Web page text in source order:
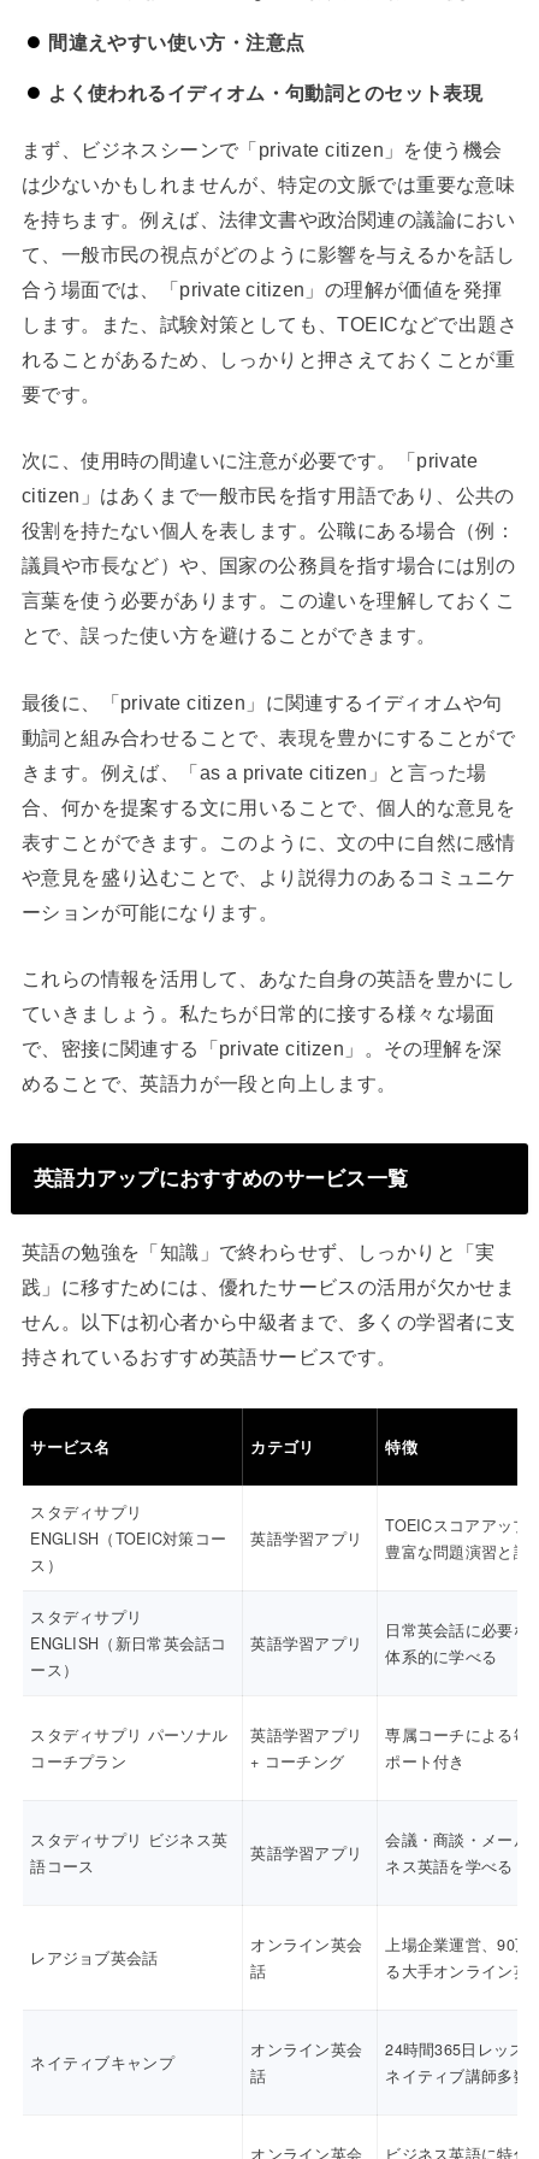
間違えやすい使い方・注意点
よく使われるイディオム・句動詞とのセット表現
まず、ビジネスシーンで「private citizen」を使う機会
は少ないかもしれませんが、特定の文脈では重要な意味
を持ちます。例えば、法律文書や政治関連の議論におい
て、一般市民の視点がどのように影響を与えるかを話し
合う場面では、「private citizen」の理解が価値を発揮
します。また、試験対策としても、TOEICなどで出題さ
れることがあるため、しっかりと押さえておくことが重
要です。
次に、使用時の間違いに注意が必要です。「private
citizen」はあくまで一般市民を指す用語であり、公共の
役割を持たない個人を表します。公職にある場合（例：
議員や市長など）や、国家の公務員を指す場合には別の
言葉を使う必要があります。この違いを理解しておくこ
とで、誤った使い方を避けることができます。
最後に、「private citizen」に関連するイディオムや句
動詞と組み合わせることで、表現を豊かにすることがで
きます。例えば、「as a private citizen」と言った場
合、何かを提案する文に用いることで、個人的な意見を
表すことができます。このように、文の中に自然に感情
や意見を盛り込むことで、より説得力のあるコミュニケ
ーションが可能になります。
これらの情報を活用して、あなた自身の英語を豊かにし
ていきましょう。私たちが日常的に接する様々な場面
で、密接に関連する「private citizen」。その理解を深
めることで、英語力が一段と向上します。
英語力アップにおすすめのサービス一覧
英語の勉強を「知識」で終わらせず、しっかりと「実
践」に移すためには、優れたサービスの活用が欠かせま
せん。以下は初心者から中級者まで、多くの学習者に支
持されているおすすめ英語サービスです。
サービス名 カテゴリ 特徴
スタディサプリ
ENGLISH（TOEIC対策コー
ス）
英語学習アプリ
TOEICスコアアップ
豊富な問題演習と講
スタディサプリ
ENGLISH（新日常英会話コ
ース）
英語学習アプリ
日常英会話に必要な
体系的に学べる
スタディサプリ パーソナル
コーチプラン
英語学習アプリ
+ コーチング
専属コーチによる毎
ポート付き
スタディサプリ ビジネス英
語コース
英語学習アプリ
会議・商談・メール
ネス英語を学べる
レアジョブ英会話
オンライン英会
話
上場企業運営、90万
る大手オンライン英
ネイティブキャンプ
オンライン英会
話
24時間365日レッス
ネイティブ講師多数
オンライン英会 ビジネス英語に特化